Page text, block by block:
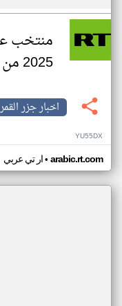
منتخب
2025 من دور المجموعات
اخبار جزر القمر
YU55DX
ار تي عربي• arabic.rt.com